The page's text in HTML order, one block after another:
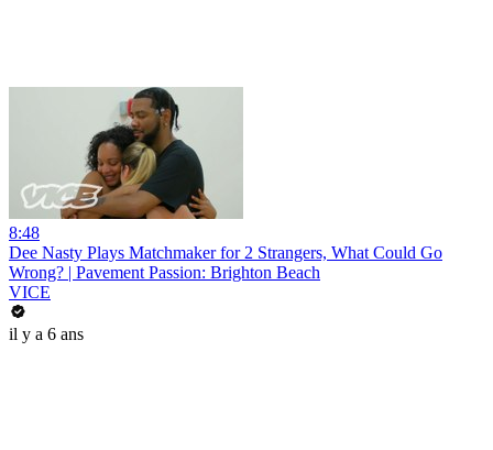
8:48
Dee Nasty Plays Matchmaker for 2 Strangers, What Could Go
Wrong? | Pavement Passion: Brighton Beach
VICE
il y a 6 ans